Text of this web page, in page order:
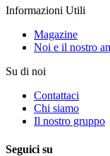
Informazioni Utili
Magazine
Noi e il nostro
Su di noi
Contattaci
Chi siamo
Il nostro gruppo
Seguici su